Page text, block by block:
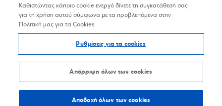
Προσωπικά Δεδομένα στον Διαδικτυακό Τόπο
Δήλωση Προσβασιμότητας
Sitemap
Καθιστώντας κάποιο cookie ενεργό δίνετε τη συγκατάθεσή σας
για τη χρήση αυτού σύμφωνα με τα προβλεπόμενα στην
Πολιτική μας για τα Cookies.
Ρυθμίσεις για τα cookies
Απόρριψη όλων των cookies
Αποδοχή όλων των cookies